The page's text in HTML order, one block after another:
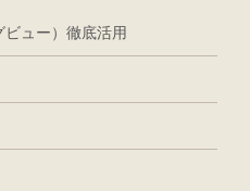
ュー）徹底活用